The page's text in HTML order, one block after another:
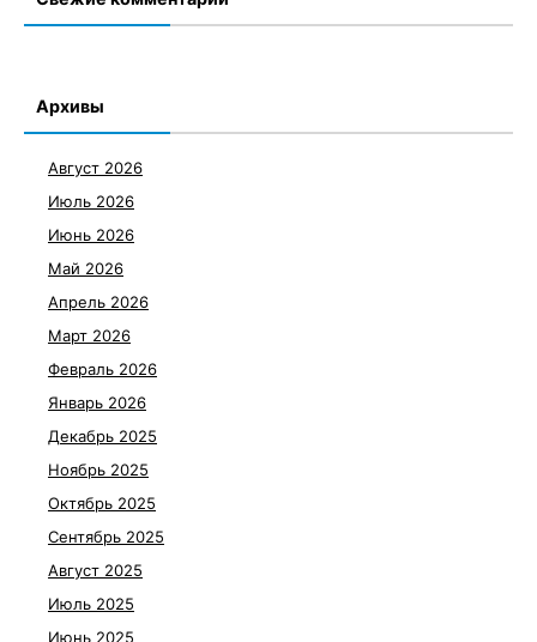
Архивы
Август 2026
Июль 2026
Июнь 2026
Май 2026
Апрель 2026
Март 2026
Февраль 2026
Январь 2026
Декабрь 2025
Ноябрь 2025
Октябрь 2025
Сентябрь 2025
Август 2025
Июль 2025
Июнь 2025